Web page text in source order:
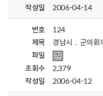
작성일
2006-04-14
번호
124
제목
경남시．군의회
파일
조회수
2,379
작성일
2006-04-12